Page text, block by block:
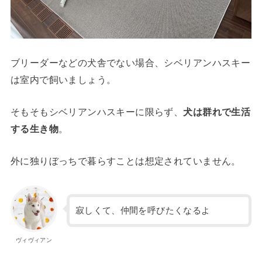
ブリーダーなどの犬舎でない場合、シベリアンハスキー
は室内で飼いましょう。
そもそもシベリアンハスキーに限らず、 犬は群れで生活
する生き物。
外に独りぼっちで暮らすことは想定されていません。
ヴィヴィアン
寂しくて、仲間を呼びたくなるよ